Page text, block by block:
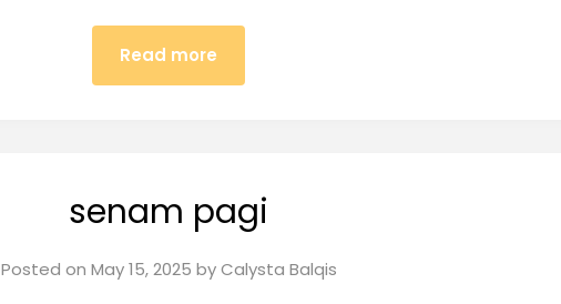
Read more
senam pagi
Posted on May 15, 2025 byCalysta Balqis